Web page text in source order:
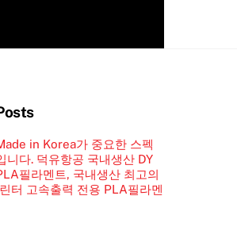
in Korea가 중요한 스펙
니다. 덕유항공 국내생산 DY
필라멘트, 국내생산 최고의
터 고속출력 전용 PLA필라멘